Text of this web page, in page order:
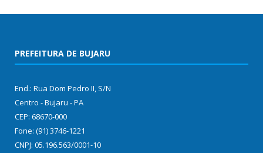
PREFEITURA DE BUJARU
End.: Rua Dom Pedro II, S/N
Centro - Bujaru - PA
CEP: 68670-000
Fone: (91) 3746-1221
CNPJ: 05.196.563/0001-10